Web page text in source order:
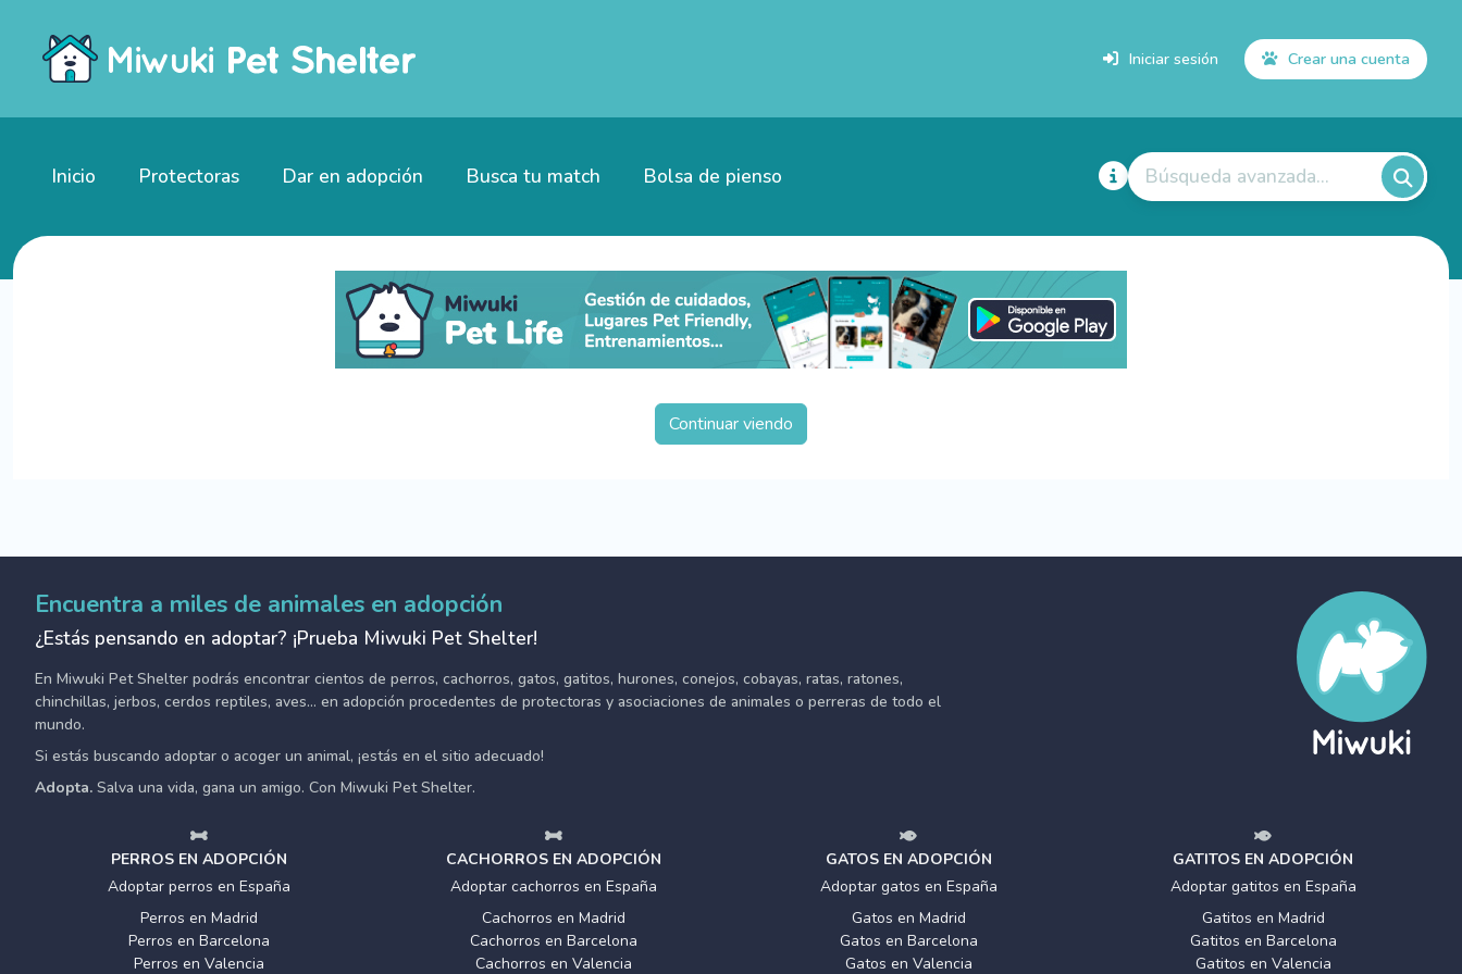
Iniciar sesión Crear una cuenta
Inicio Protectoras Dar en adopción Busca tu match Bolsa de pienso Búsqueda avanzada...
Continuar viendo
Encuentra a miles de animales en adopción
¿Estás pensando en adoptar? ¡Prueba Miwuki Pet Shelter!
En Miwuki Pet Shelter podrás encontrar cientos de perros, cachorros, gatos, gatitos, hurones, conejos, cobayas, ratas, ratones,
chinchillas, jerbos, cerdos reptiles, aves... en adopción procedentes de protectoras y asociaciones de animales o perreras de todo el
mundo.
Si estás buscando adoptar o acoger un animal, ¡estás en el sitio adecuado!
Adopta. Salva una vida, gana un amigo. Con Miwuki Pet Shelter.
PERROS EN ADOPCIÓN
Adoptar perros en España
Perros en Madrid
Perros en Barcelona
Perros en Valencia
CACHORROS EN ADOPCIÓN
Adoptar cachorros en España
Cachorros en Madrid
Cachorros en Barcelona
Cachorros en Valencia
GATOS EN ADOPCIÓN
Adoptar gatos en España
Gatos en Madrid
Gatos en Barcelona
Gatos en Valencia
GATITOS EN ADOPCIÓN
Adoptar gatitos en España
Gatitos en Madrid
Gatitos en Barcelona
Gatitos en Valencia